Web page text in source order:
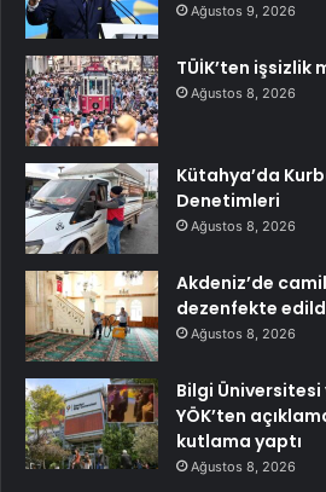
Ağustos 9, 2026
TÜİK’ten işsizlik
Ağustos 8, 2026
Kütahya’da
Denetimleri
Ağustos 8, 2026
Akdeniz’de
dezenfekte
Ağustos 8, 2026
Bilgi Üniversitesi
YÖK’ten
kutlama yaptı
Ağustos 8, 2026